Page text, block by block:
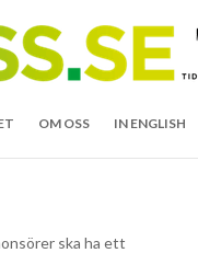
OM OSS IN ENGLISH
ska ha ett